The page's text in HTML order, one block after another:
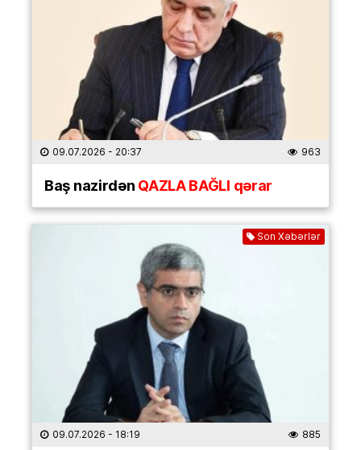
09.07.2026 - 20:37 963
Baş nazirdənQAZLA BAĞLI qərar
Son Xəbərlər
09.07.2026 - 18:19 885